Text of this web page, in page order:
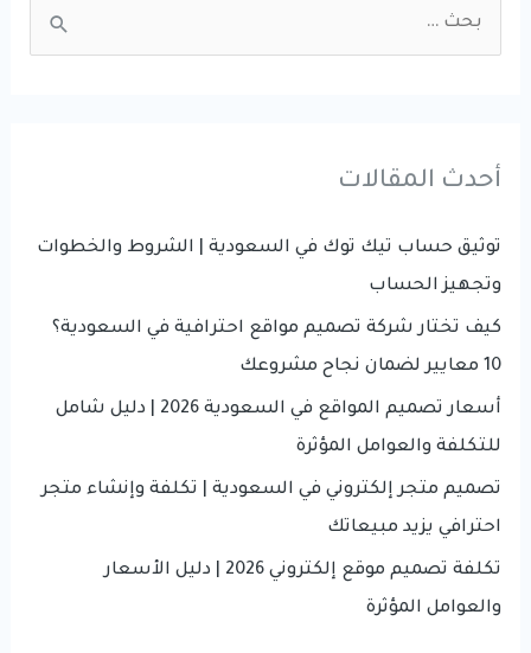
السعودية
2026
شاملc
f
أحدث المقالات
توثيق حساب تيك توك في السعودية | الشروط والخطوات
وتجهيز الحساب
كيف تختار شركة تصميم مواقع احترافية في السعودية؟
10 معايير لضمان نجاح مشروعك
أسعار تصميم المواقع في السعودية 2026 | دليل شامل
للتكلفة والعوامل المؤثرة
تصميم متجر إلكتروني في السعودية | تكلفة وإنشاء متجر
احترافي يزيد مبيعاتك
تكلفة تصميم موقع إلكتروني 2026 | دليل الأسعار
والعوامل المؤثرة